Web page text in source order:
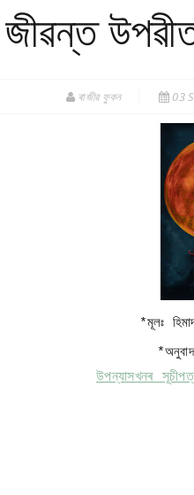
জীৱন্ত
ৰাজীৱ ফুকন 03
*মূলঃ
উপন্যাসখনৰ